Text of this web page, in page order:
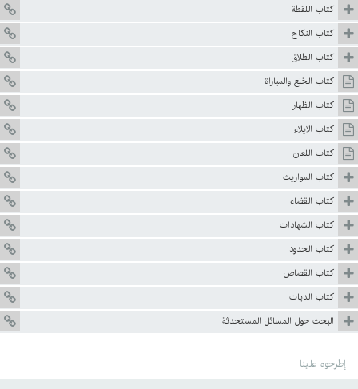
كتاب اللقطة
كتاب النكاح
كتاب الطلاق
كتاب الخلع والمباراة
كتاب الظهار
كتاب الايلاء
كتاب اللعان
كتاب المواريث
كتاب القضاء
كتاب الشهادات
كتاب الحدود
كتاب القصاص
كتاب الديات
البحث حول المسائل المستحدثة
إطرحوه علينا